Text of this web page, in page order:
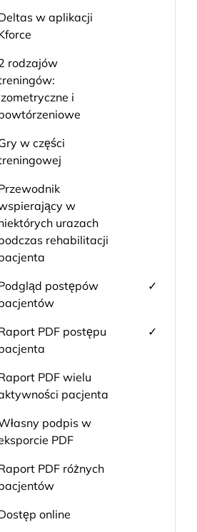
w aplikacji
rodzajów
i
w części
w
urazach
rehabilitacji
postępów
✓
PDF postępu
✓
PDF wielu
pacjenta
podpis w
PDF
PDF różnych
online